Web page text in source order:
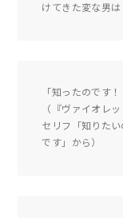
けてきた変な男
「知ったのです
（『ヴァイオレ
セリフ「知りた
です」から）